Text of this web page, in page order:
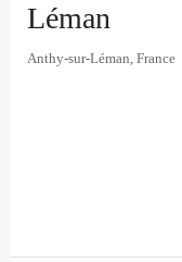
Léman
Anthy-sur-Léman, France